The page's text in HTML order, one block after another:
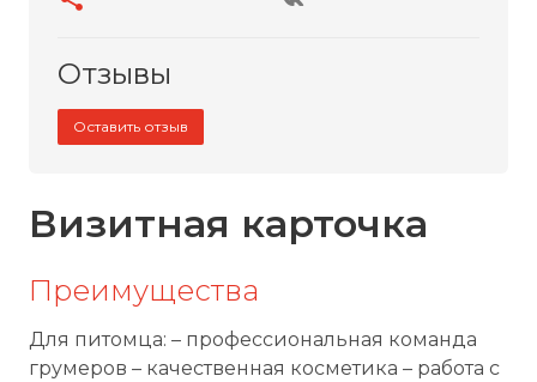
Отзывы
Оставить отзыв
Визитная карточка
Преимущества
Для питомца: – профессиональная команда
грумеров – качественная косметика – работа с